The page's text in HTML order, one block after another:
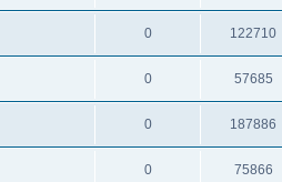
0 122710
0 57685
0 187886
0 75866